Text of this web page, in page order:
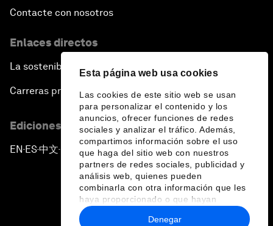
Esta página web usa cookies
Las cookies de este sitio web se usan
para personalizar el contenido y los
anuncios, ofrecer funciones de redes
sociales y analizar el tráfico. Además,
compartimos información sobre el uso
que haga del sitio web con nuestros
partners de redes sociales, publicidad y
análisis web, quienes pueden
combinarla con otra información que les
haya proporcionado o que hayan
recopilado a partir del uso que haya
hecho de sus servicios.
Denegar
Contacte con nosotros
Enlaces directos
La sostenibilidad en el Foro
Carreras profesionales
Ediciones en otros idiomas
EN ▪ES▪中文▪ 日本語